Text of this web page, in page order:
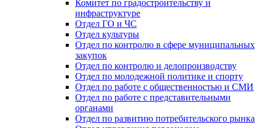
Комитет по градостроительству и
инфраструктуре
Отдел ГО и ЧС
Отдел культуры
Отдел по контролю в сфере муниципальных
закупок
Отдел по контролю и делопроизводству
Отдел по молодежной политике и спорту
Отдел по работе с общественностью и СМИ
Отдел по работе с представительными
органами
Отдел по развитию потребительского рынка